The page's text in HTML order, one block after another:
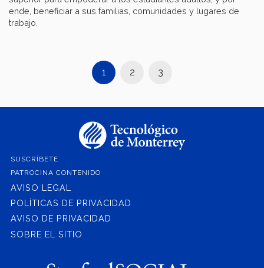
ende, beneficiar a sus familias, comunidades y lugares de
trabajo.
1 2 3
SUSCRÍBETE
PATROCINA CONTENIDO
AVISO LEGAL
POLÍTICAS DE PRIVACIDAD
AVISO DE PRIVACIDAD
SOBRE EL SITIO